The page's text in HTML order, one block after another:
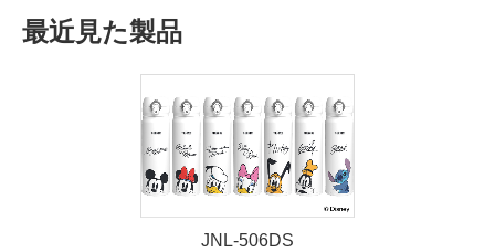
最近見た製品
JNL-506DS